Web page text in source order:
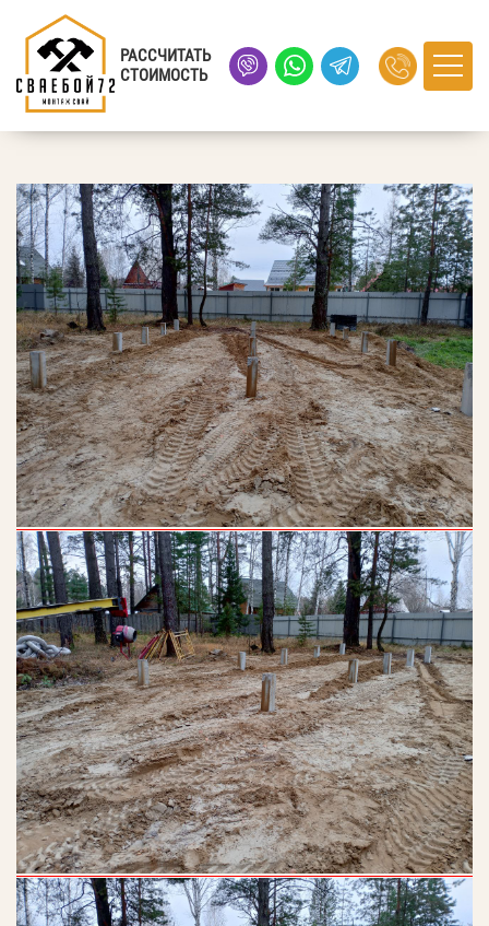
РАССЧИТАТЬ
СТОИМОСТЬ
Главная›
деревня Штакуль, Тюменская область